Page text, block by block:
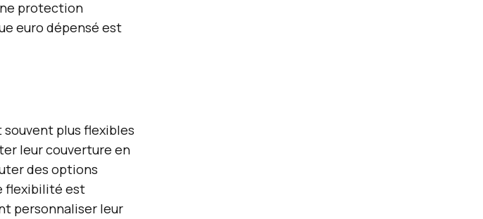
protection
euro dépensé est
souvent plus flexibles
leur couverture en
des options
flexibilité est
personnaliser leur